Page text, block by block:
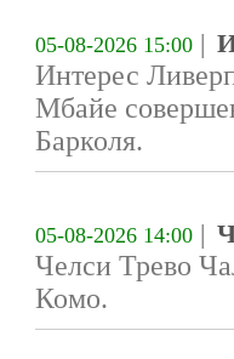
05-08-2026 15:00 |
Интерес
Мбайе
Барколя.
05-08-2026 14:00 |
Челси Трево
Комо.